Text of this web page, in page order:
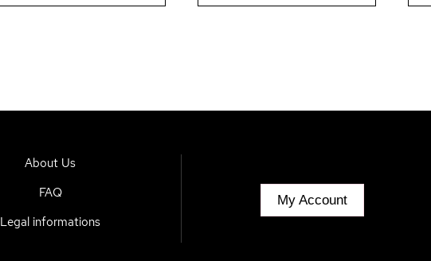
About Us
FAQ
Legal informations
My Account